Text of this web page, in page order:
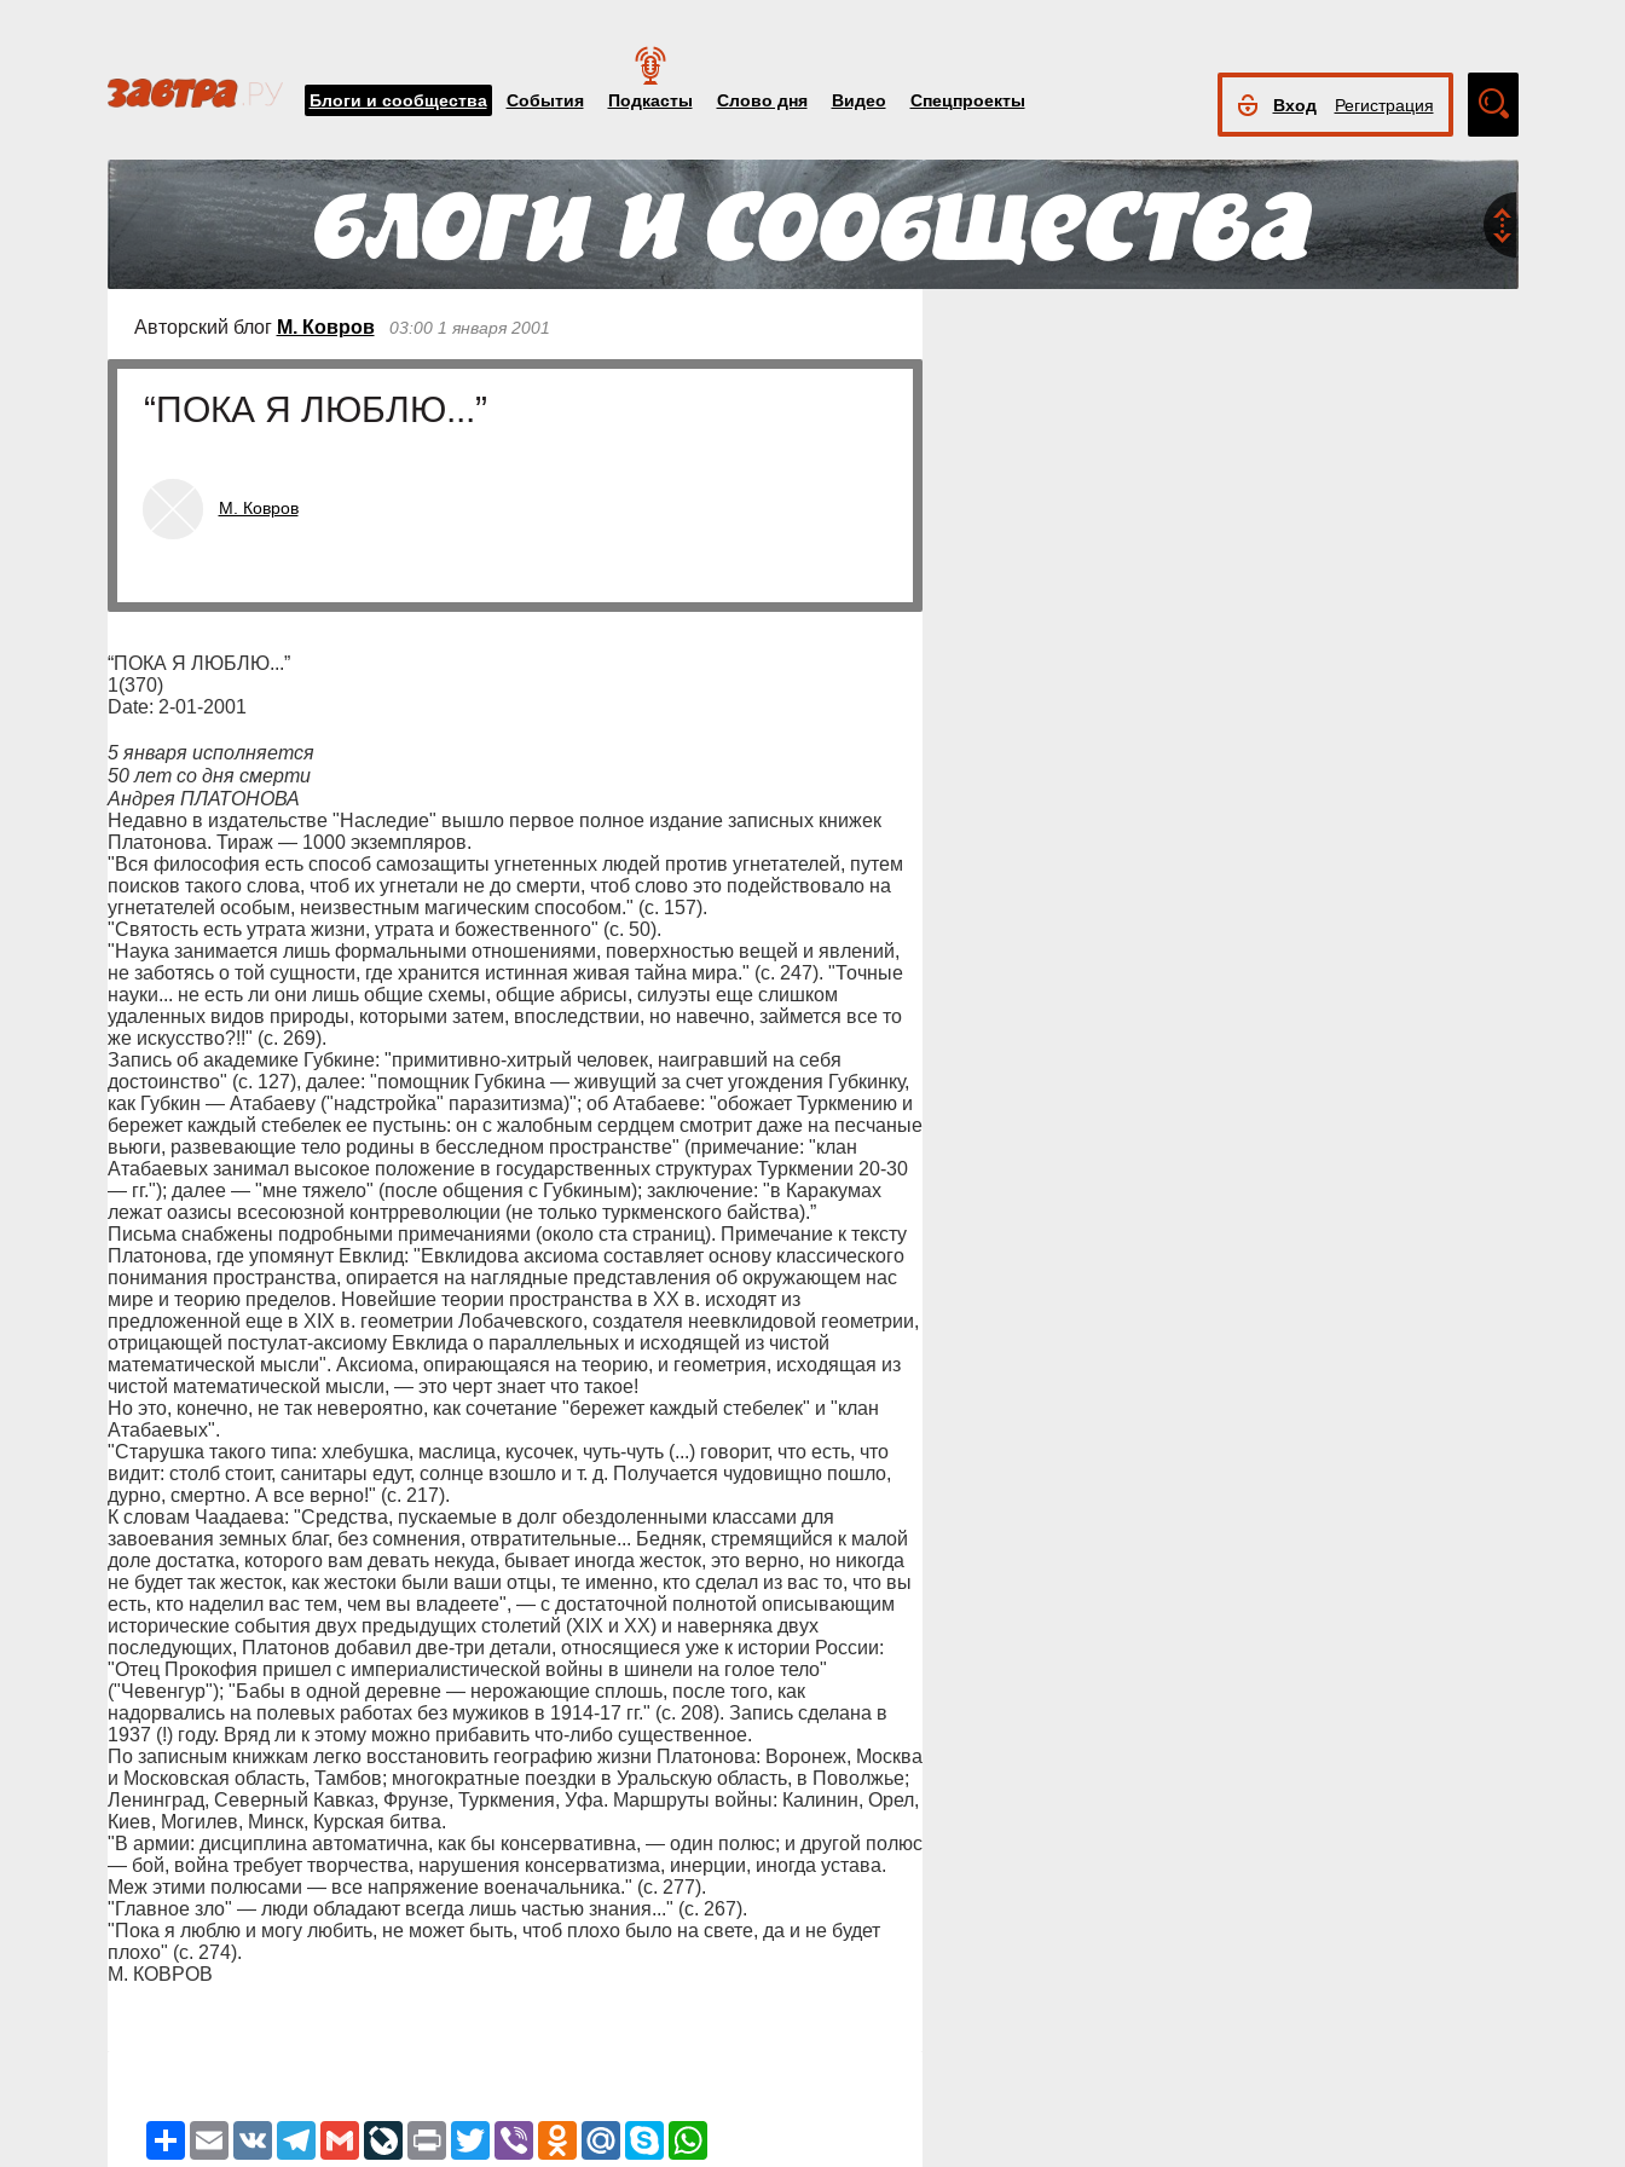
Блоги и сообщества События Подкасты Слово дня Видео Спецпроекты Вход Регистрация
поиск
Авторский блог М. Ковров 03:00 1 января 2001
“ПОКА Я ЛЮБЛЮ...”
М. Ковров
“ПОКА Я ЛЮБЛЮ...”
1(370)
Date: 2-01-2001
5 января исполняется
50 лет со дня смерти
Андрея ПЛАТОНОВА
Недавно в издательстве "Наследие" вышло первое полное издание записных книжек
Платонова. Тираж — 1000 экземпляров.
"Вся философия есть способ самозащиты угнетенных людей против угнетателей, путем
поисков такого слова, чтоб их угнетали не до смерти, чтоб слово это подействовало на
угнетателей особым, неизвестным магическим способом." (с. 157).
"Святость есть утрата жизни, утрата и божественного" (с. 50).
"Наука занимается лишь формальными отношениями, поверхностью вещей и явлений,
не заботясь о той сущности, где хранится истинная живая тайна мира." (с. 247). "Точные
науки... не есть ли они лишь общие схемы, общие абрисы, силуэты еще слишком
удаленных видов природы, которыми затем, впоследствии, но навечно, займется все то
же искусство?!!" (с. 269).
Запись об академике Губкине: "примитивно-хитрый человек, наигравший на себя
достоинство" (с. 127), далее: "помощник Губкина — живущий за счет угождения Губкинку,
как Губкин — Атабаеву ("надстройка" паразитизма)"; об Атабаеве: "обожает Туркмению и
бережет каждый стебелек ее пустынь: он с жалобным сердцем смотрит даже на песчаные
вьюги, развевающие тело родины в бесследном пространстве" (примечание: "клан
Атабаевых занимал высокое положение в государственных структурах Туркмении 20-30
— гг."); далее — "мне тяжело" (после общения с Губкиным); заключение: "в Каракумах
лежат оазисы всесоюзной контрреволюции (не только туркменского байства).”
Письма снабжены подробными примечаниями (около ста страниц). Примечание к тексту
Платонова, где упомянут Евклид: "Евклидова аксиома составляет основу классического
понимания пространства, опирается на наглядные представления об окружающем нас
мире и теорию пределов. Новейшие теории пространства в ХХ в. исходят из
предложенной еще в XIX в. геометрии Лобачевского, создателя неевклидовой геометрии,
отрицающей постулат-аксиому Евклида о параллельных и исходящей из чистой
математической мысли". Аксиома, опирающаяся на теорию, и геометрия, исходящая из
чистой математической мысли, — это черт знает что такое!
Но это, конечно, не так невероятно, как сочетание "бережет каждый стебелек" и "клан
Атабаевых".
"Старушка такого типа: хлебушка, маслица, кусочек, чуть-чуть (...) говорит, что есть, что
видит: столб стоит, санитары едут, солнце взошло и т. д. Получается чудовищно пошло,
дурно, смертно. А все верно!" (с. 217).
К словам Чаадаева: "Средства, пускаемые в долг обездоленными классами для
завоевания земных благ, без сомнения, отвратительные... Бедняк, стремящийся к малой
доле достатка, которого вам девать некуда, бывает иногда жесток, это верно, но никогда
не будет так жесток, как жестоки были ваши отцы, те именно, кто сделал из вас то, что вы
есть, кто наделил вас тем, чем вы владеете", — с достаточной полнотой описывающим
исторические события двух предыдущих столетий (XIX и XX) и наверняка двух
последующих, Платонов добавил две-три детали, относящиеся уже к истории России:
"Отец Прокофия пришел с империалистической войны в шинели на голое тело"
("Чевенгур"); "Бабы в одной деревне — нерожающие сплошь, после того, как
надорвались на полевых работах без мужиков в 1914-17 гг." (с. 208). Запись сделана в
1937 (!) году. Вряд ли к этому можно прибавить что-либо существенное.
По записным книжкам легко восстановить географию жизни Платонова: Воронеж, Москва
и Московская область, Тамбов; многократные поездки в Уральскую область, в Поволжье;
Ленинград, Северный Кавказ, Фрунзе, Туркмения, Уфа. Маршруты войны: Калинин, Орел,
Киев, Могилев, Минск, Курская битва.
"В армии: дисциплина автоматична, как бы консервативна, — один полюс; и другой полюс
— бой, война требует творчества, нарушения консерватизма, инерции, иногда устава.
Меж этими полюсами — все напряжение военачальника." (с. 277).
"Главное зло" — люди обладают всегда лишь частью знания..." (с. 267).
"Пока я люблю и могу любить, не может быть, чтоб плохо было на свете, да и не будет
плохо" (с. 274).
М. КОВРОВ
РесурсEmail VK Telegram
GmailLiveJournal
Print TwitterViber Odnoklassniki
Mail.RuSkypeWhatsApp